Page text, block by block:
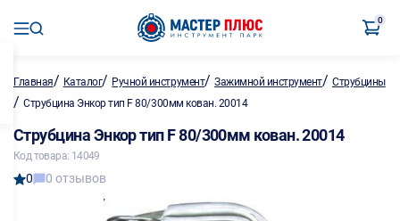
0
Главная/ Каталог/ Ручной инструмент/Зажимной инструмент/Струбцины
/ Струбцина Энкор тип F 80/300мм кован. 20014
Струбцина Энкор тип F 80/300мм кован. 20014
Код товара: 14049
0 0 отзывов